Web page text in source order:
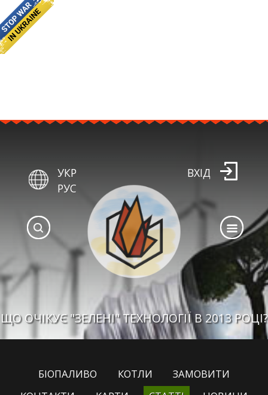
ЩО ОЧІКУЄ "ЗЕЛЕНІ" ТЕХНОЛОГІЇ В 2013 РОЦІ?
УКР
РУС
ВХІД
БІОПАЛИВО КОТЛИ
ЗАМОВИТИ